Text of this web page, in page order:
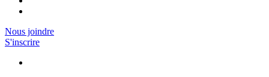
Nous joindre
S'inscrire